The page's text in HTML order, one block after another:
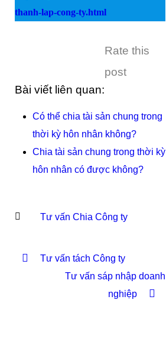
thanh-lap-cong-ty.html
Rate this
post
Bài viết liên quan:
Có thể chia tài sản chung trong
thời kỳ hôn nhân không?
Chia tài sản chung trong thời kỳ
hôn nhân có được không?
Tư vấn Chia Công ty
Tư vấn tách Công ty
Tư vấn sáp nhập doanh
nghiệp